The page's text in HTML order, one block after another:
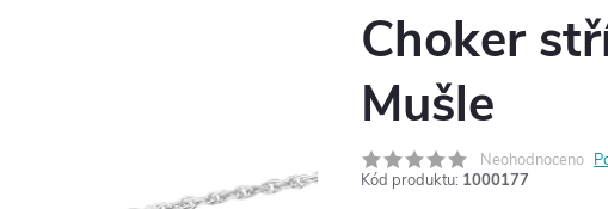
Choker
Mušle
Neohodnoceno
Kód produktu: 1000177